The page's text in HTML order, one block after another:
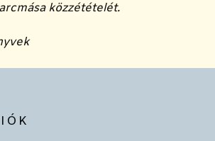
közzétételét.